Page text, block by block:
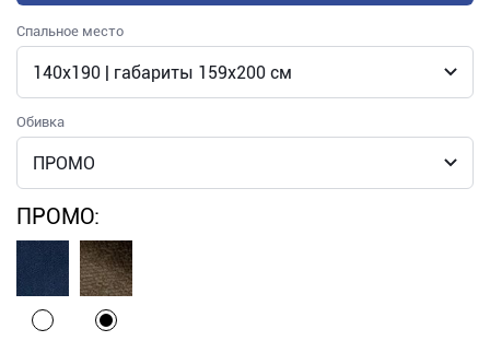
Спальное место
Обивка
ПРОМО: